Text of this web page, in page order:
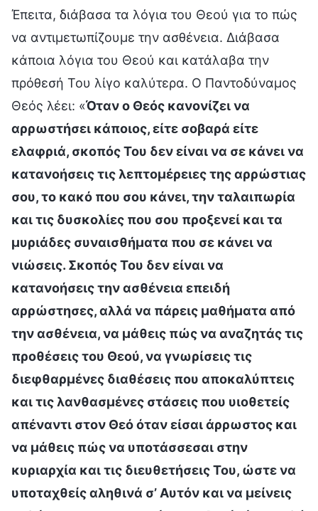
Έπειτα, διάβασα τα λόγια του Θεού για το πώς
να αντιμετωπίζουμε την ασθένεια. Διάβασα
κάποια λόγια του Θεού και κατάλαβα την
πρόθεσή Του λίγο καλύτερα. Ο Παντοδύναμος
Θεός λέει: «Όταν ο Θεός κανονίζει να
αρρωστήσει κάποιος, είτε σοβαρά είτε
ελαφριά, σκοπός Του δεν είναι να σε κάνει να
κατανοήσεις τις λεπτομέρειες της αρρώστιας
σου, το κακό που σου κάνει, την ταλαιπωρία
και τις δυσκολίες που σου προξενεί και τα
μυριάδες συναισθήματα που σε κάνει να
νιώσεις. Σκοπός Του δεν είναι να
κατανοήσεις την ασθένεια επειδή
αρρώστησες, αλλά να πάρεις μαθήματα από
την ασθένεια, να μάθεις πώς να αναζητάς τις
προθέσεις του Θεού, να γνωρίσεις τις
διεφθαρμένες διαθέσεις που αποκαλύπτεις
και τις λανθασμένες στάσεις που υιοθετείς
απέναντι στον Θεό όταν είσαι άρρωστος και
να μάθεις πώς να υποτάσσεσαι στην
κυριαρχία και τις διευθετήσεις Του, ώστε να
υποταχθείς αληθινά σ’ Αυτόν και να μείνεις